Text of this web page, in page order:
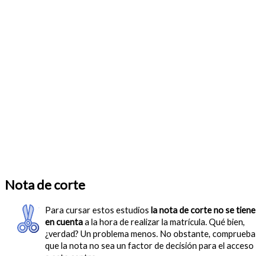
Nota de corte
Para cursar estos estudios la nota de corte no se tiene
en cuentaa la hora de realizar la matrícula. Qué bien,
¿verdad? Un problema menos. No obstante, comprueba
que la nota no sea un factor de decisión para el acceso